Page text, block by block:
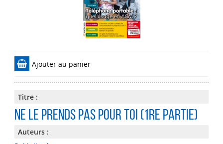
Ajouter au panier
Titre :
Ne le prends pas pour toi (1re partie)
Auteurs :